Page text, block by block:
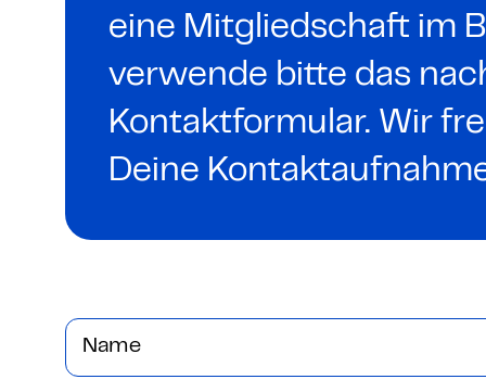
Cybersecurity
Grundlagen
Grundlagen
Weitere
eine Mitgliedschaft im
verwende bitte das
Kontaktformular. Wir
Deine
Name